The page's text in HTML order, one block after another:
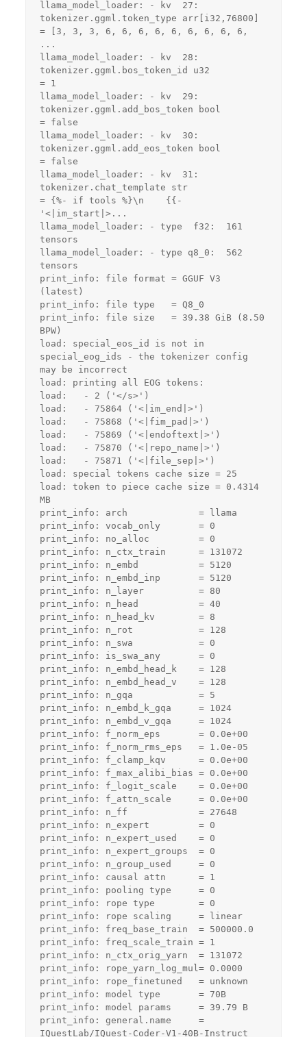
llama_model_loader: - kv  27:
tokenizer.ggml.token_type arr[i32,76800]
= [3, 3, 3, 6, 6, 6, 6, 6, 6, 6, 6, 6,
...
llama_model_loader: - kv  28:
tokenizer.ggml.bos_token_id u32
= 1
llama_model_loader: - kv  29:
tokenizer.ggml.add_bos_token bool
= false
llama_model_loader: - kv  30:
tokenizer.ggml.add_eos_token bool
= false
llama_model_loader: - kv  31:
tokenizer.chat_template str
= {%- if tools %}\n    {{-
'<|im_start|>...
llama_model_loader: - type  f32:  161
tensors
llama_model_loader: - type q8_0:  562
tensors
print_info: file format = GGUF V3
(latest)
print_info: file type   = Q8_0
print_info: file size   = 39.38 GiB (8.50
BPW)
load: special_eos_id is not in
special_eog_ids - the tokenizer config
may be incorrect
load: printing all EOG tokens:
load:   - 2 ('</s>')
load:   - 75864 ('<|im_end|>')
load:   - 75868 ('<|fim_pad|>')
load:   - 75869 ('<|endoftext|>')
load:   - 75870 ('<|repo_name|>')
load:   - 75871 ('<|file_sep|>')
load: special tokens cache size = 25
load: token to piece cache size = 0.4314
MB
print_info: arch             = llama
print_info: vocab_only       = 0
print_info: no_alloc         = 0
print_info: n_ctx_train      = 131072
print_info: n_embd           = 5120
print_info: n_embd_inp       = 5120
print_info: n_layer          = 80
print_info: n_head           = 40
print_info: n_head_kv        = 8
print_info: n_rot            = 128
print_info: n_swa            = 0
print_info: is_swa_any       = 0
print_info: n_embd_head_k    = 128
print_info: n_embd_head_v    = 128
print_info: n_gqa            = 5
print_info: n_embd_k_gqa     = 1024
print_info: n_embd_v_gqa     = 1024
print_info: f_norm_eps       = 0.0e+00
print_info: f_norm_rms_eps   = 1.0e-05
print_info: f_clamp_kqv      = 0.0e+00
print_info: f_max_alibi_bias = 0.0e+00
print_info: f_logit_scale    = 0.0e+00
print_info: f_attn_scale     = 0.0e+00
print_info: n_ff             = 27648
print_info: n_expert         = 0
print_info: n_expert_used    = 0
print_info: n_expert_groups  = 0
print_info: n_group_used     = 0
print_info: causal attn      = 1
print_info: pooling type     = 0
print_info: rope type        = 0
print_info: rope scaling     = linear
print_info: freq_base_train  = 500000.0
print_info: freq_scale_train = 1
print_info: n_ctx_orig_yarn  = 131072
print_info: rope_yarn_log_mul= 0.0000
print_info: rope_finetuned   = unknown
print_info: model type       = 70B
print_info: model params     = 39.79 B
print_info: general.name     =
IQuestLab/IQuest-Coder-V1-40B-Instruct